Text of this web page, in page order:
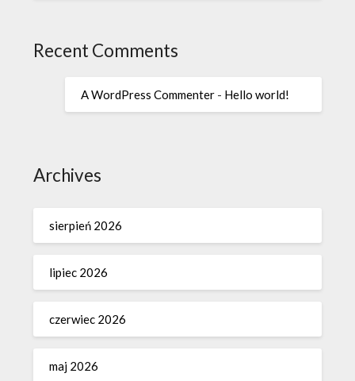
Recent Comments
A WordPress Commenter - Hello world!
Archives
sierpień 2026
lipiec 2026
czerwiec 2026
maj 2026